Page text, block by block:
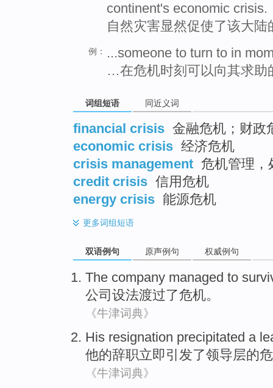
continent's economic crisis.
自然灾害显然促使了该大陆
例：
...someone to turn to in
…在危机时刻可以向其求助
词组短语 同近义词
financial crisis 金融危机；财政
economic crisis 经济危机
crisis management 危机管理，
credit crisis 信用危机
energy crisis 能源危机
更多词组短语
双语例句 原声例句 权威例句
The company managed to
公司 设法渡过了危机。
《牛津词典》
His resignation precipitated a
他的辞职立即引发了领导层的
《牛津词典》